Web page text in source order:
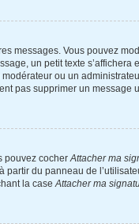
messages. Vous pouvez
un petit texte
ou un
pas supprimer un message
pouvez cocherAttacher ma
partir du panneau de
la caseAttacher ma